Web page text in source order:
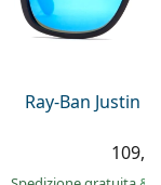
Ray-Ban Justin